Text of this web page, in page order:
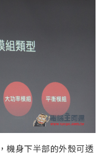
機身下半部的外殼可透